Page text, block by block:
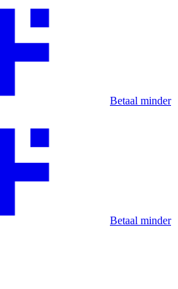
Betaal minder
Betaal minder